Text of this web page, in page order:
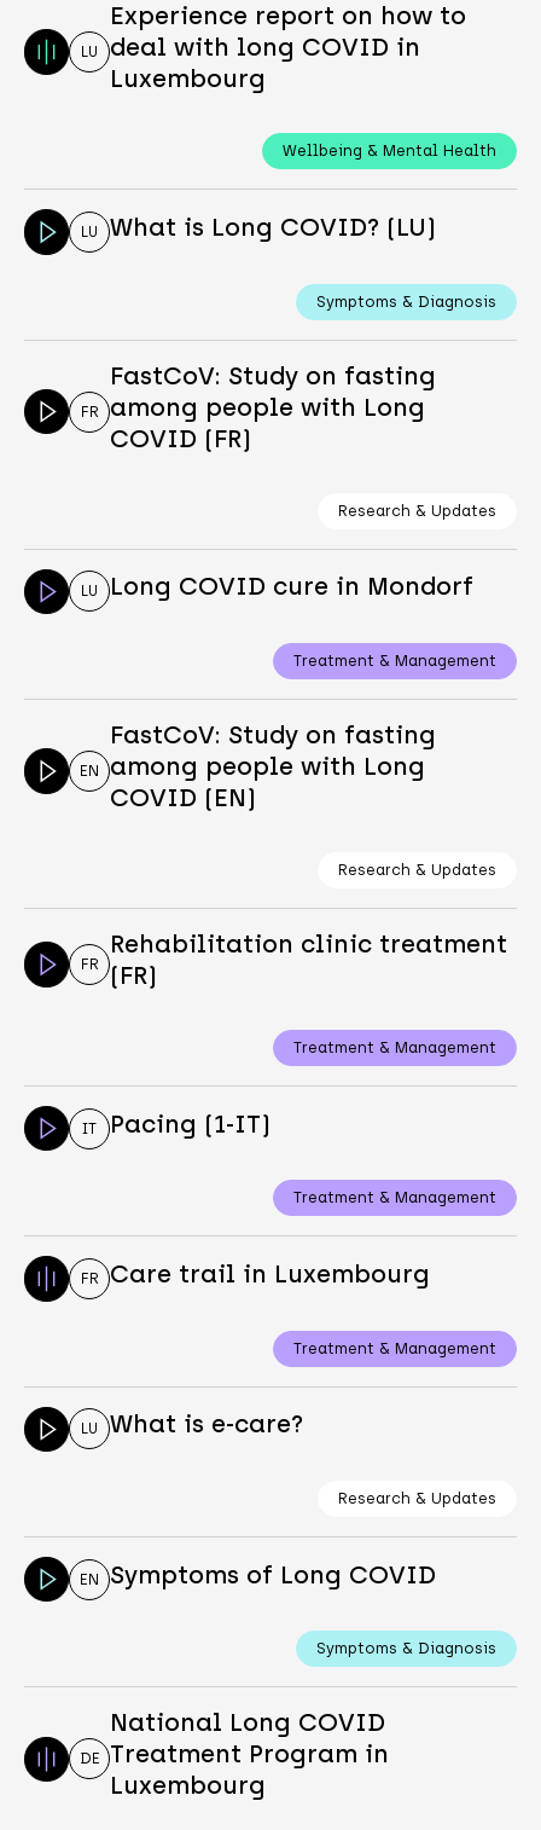
LU
Experience report on how to
deal with long COVID in
Luxembourg
Wellbeing & Mental Health
LU What is Long COVID? (LU)
Symptoms & Diagnosis
FR
FastCoV: Study on fasting
among people with Long
COVID (FR)
Research & Updates
LU Long COVID cure in Mondorf
Treatment & Management
EN
FastCoV: Study on fasting
among people with Long
COVID (EN)
Research & Updates
FR
Rehabilitation clinic treatment
(FR)
Treatment & Management
IT Pacing (1-IT)
Treatment & Management
FR Care trail in Luxembourg
Treatment & Management
LU What is e-care?
Research & Updates
EN Symptoms of Long COVID
Symptoms & Diagnosis
DE
National Long COVID
Treatment Program in
Luxembourg